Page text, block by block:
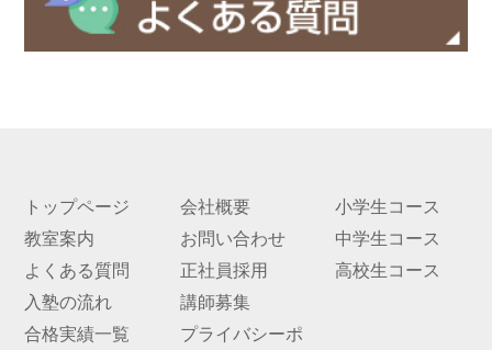
トップページ
教室案内
よくある質問
入塾の流れ
合格実績一覧
会社概要
お問い合わせ
正社員採用
講師募集
プライバシーポ
小学生コース
中学生コース
高校生コース